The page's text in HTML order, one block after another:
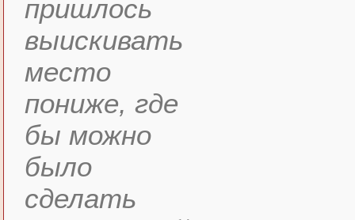
пришлось
выискивать
место
пониже, где
бы можно
было
сделать